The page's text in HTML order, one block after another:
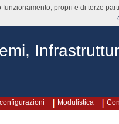
Modulistica
propri e di terze